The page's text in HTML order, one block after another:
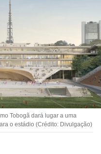
Tobogã dará lugar a uma
o estádio (Crédito: Divulgação)